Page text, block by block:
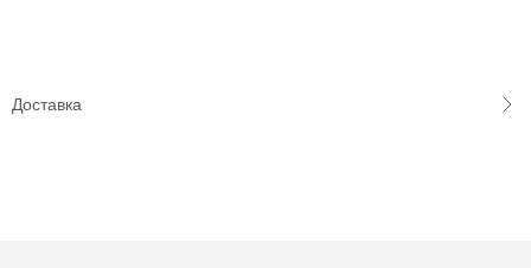
Доставка